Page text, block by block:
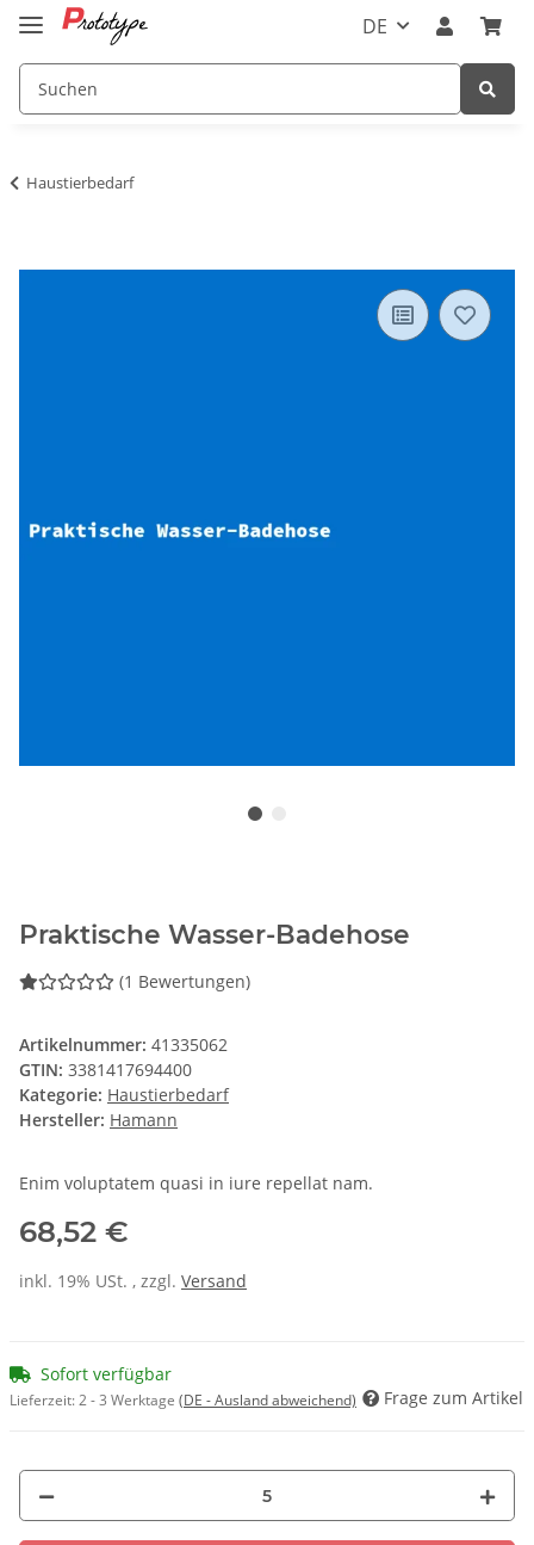
DE
Haustierbedarf
Praktische Wasser-Badehose
(1 Bewertungen)
Artikelnummer: 41335062
GTIN: 3381417694400
Kategorie: Haustierbedarf
Hersteller: Hamann
Enim voluptatem quasi in iure repellat nam.
68,52 €
inkl. 19% USt. , zzgl. Versand
Sofort verfügbar
Lieferzeit:2 - 3 Werktage (DE - Ausland abweichend) Frage zum Artikel